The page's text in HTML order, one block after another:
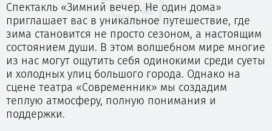
Спектакль «Зимний вечер. Не один дома»
приглашает вас в уникальное путешествие, где
зима становится не просто сезоном, а настоящим
состоянием души. В этом волшебном мире многие
из нас могут ощутить себя одинокими среди суеты
и холодных улиц большого города. Однако на
сцене театра «Современник» мы создадим
теплую атмосферу, полную понимания и
поддержки.